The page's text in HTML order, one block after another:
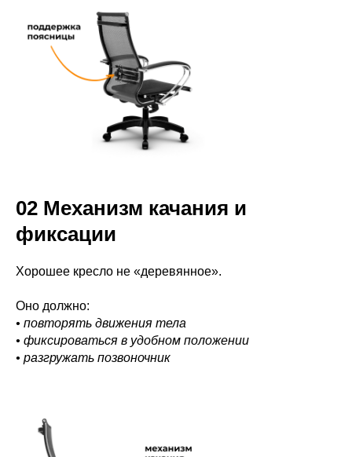
02 Механизм качания и
фиксации
Хорошее кресло не «деревянное».
Оно должно:
• повторять движения тела
• фиксироваться в удобном положении
• разгружать позвоночник